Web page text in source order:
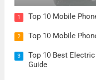
1 Top 10 Mobile
2 Top 10 Mobile
3
Top 10 Best
Guide